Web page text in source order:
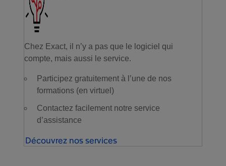
Chez Exact, il n’y a pas que le logiciel qui
compte, mais aussi le service.
Participez gratuitement à l’une de nos
formations (en virtuel)
Contactez facilement notre service
d’assistance
Découvrez nos services